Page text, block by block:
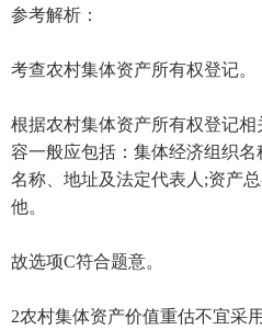
参考解析：
考查农村集体资产所有权登记。
根据农村集体资产所有权登记
容一般应包括：集体经济组织
名称、地址及法定代表人;资产
他。
故选项C符合题意。
2农村集体资产价值重估不宜采